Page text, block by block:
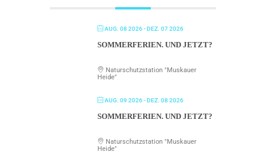
AUG. 08 2026- DEZ. 07 2026
SOMMERFERIEN. UND JETZT?
Naturschutzstation "Muskauer
Heide"
AUG. 09 2026- DEZ. 08 2026
SOMMERFERIEN. UND JETZT?
Naturschutzstation "Muskauer
Heide"